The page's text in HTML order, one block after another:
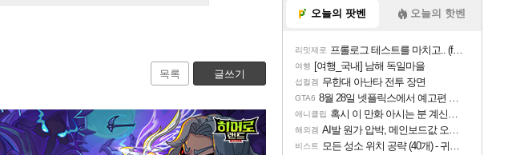
목록 글쓰기
오늘의 팟벤 오늘의 핫벤
리밋제로 프롤로그 테스트를 마치고.. (feat. 리아)
여행 [여행_국내] 남해 독일마을
섭컬겜 무한대 아난타 전투 장면
GTA6 8월 28일 넷플릭스에서 예고편 공개 예정
애니클립 혹시 이 만화 아시는 분 계신가요
해외겜 AI발 원가 압박, 메인보드값 오르나
비스트 모든 성소 위치 공략 (40개) - 귀환한 영혼 도전과제